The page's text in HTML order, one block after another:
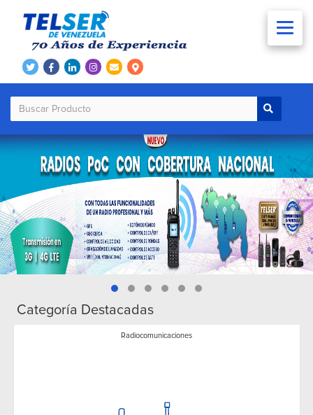
Categoría Destacadas
Radiocomunicaciones